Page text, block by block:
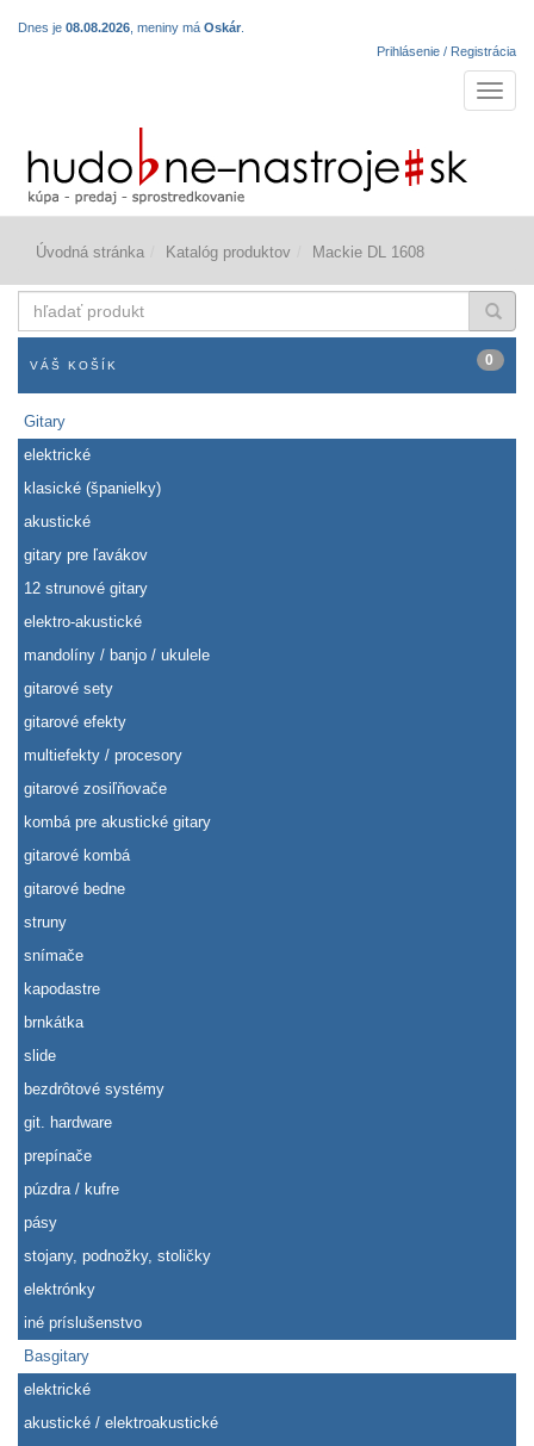
Dnes je 08.08.2026 , meniny má Oskár
Prihlásenie / Registrácia
Úvodná stránka Katalóg produktov Mackie DL 1608
produkt
VÁŠ KOŠÍK 0
Gitary
elektrické
klasické (španielky)
akustické
gitary pre ľavákov
12 strunové gitary
elektro-akustické
mandolíny / banjo / ukulele
gitarové sety
gitarové efekty
multiefekty / procesory
gitarové zosiľňovače
kombá pre akustické gitary
gitarové kombá
gitarové bedne
struny
snímače
kapodastre
brnkátka
slide
bezdrôtové systémy
git. hardware
prepínače
púzdra / kufre
pásy
stojany, podnožky, stoličky
elektrónky
iné príslušenstvo
Basgitary
elektrické
akustické / elektroakustické